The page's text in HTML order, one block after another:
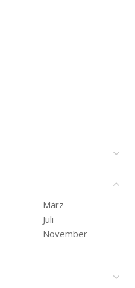
März
Juli
November